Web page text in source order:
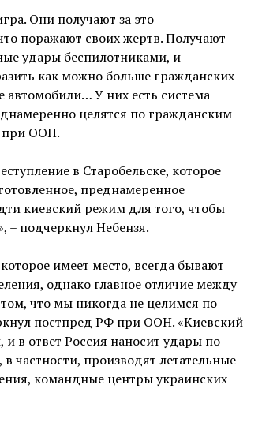
Они получают за это
поражают своих жертв. Получают
удары беспилотниками, и
как можно больше гражданских
У них есть система
целятся по гражданским
при ООН.
в Старобельске, которое
преднамеренное
киевский режим для того, чтобы
– подчеркнул Небензя.
имеет место, всегда бывают
однако главное отличие между
что мы никогда не целимся по
постпред РФ при ООН. «Киевский
в ответ Россия наносит удары по
частности, производят летательные
командные центры украинских